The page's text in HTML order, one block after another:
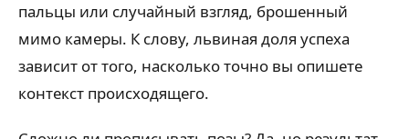
пальцы или случайный взгляд, брошенный
мимо камеры. К слову, львиная доля успеха
зависит от того, насколько точно вы опишете
контекст происходящего.